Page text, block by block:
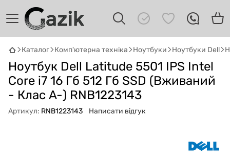
Каталог Комп'ютерна техніка Ноутбуки Ноутбуки Dell
Ноутбук Dell Latitude 5501 IPS Intel
Core i7 16 Гб 512 Гб SSD (Вживаний
- Клас A-) RNB1223143
Артикул: RNB1223143 Написати відгук
GAZIK AI
Онлайн · пошук техніки
Привіт! 👋 Я Gazik AI — допоможу
підібрати вживану комп'ютерну техніку.